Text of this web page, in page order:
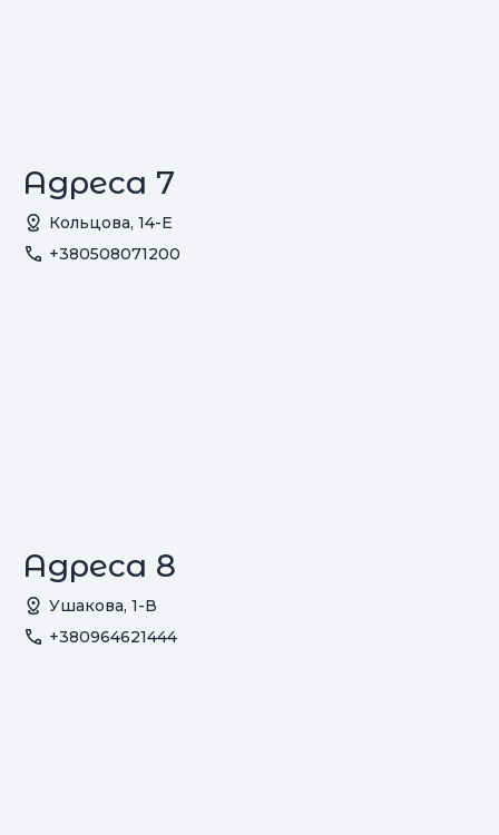
Адреса 7
Кольцова, 14-Е
+380508071200
Адреса 8
Ушакова, 1-В
+380964621444